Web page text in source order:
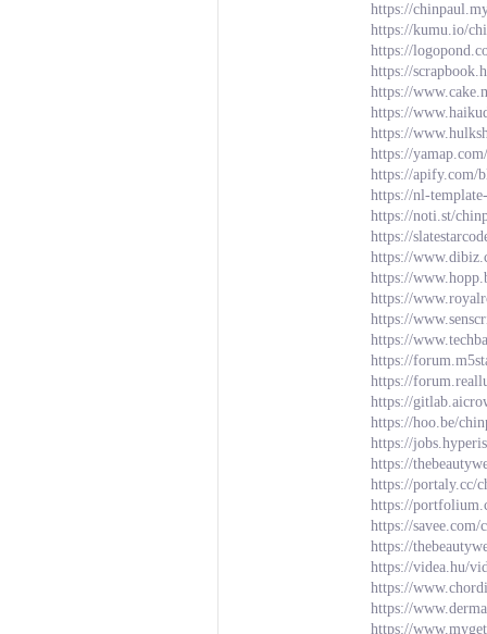
https://
https://kumu.io/
https://
https://
https://
https://
https://
https://
https://apify.com/
https://nl-
https://noti.st/
https://
https://
https://
https://
https://
https://
https://
https://
https://
https://hoo.be/
https://
https://
https://portaly.cc/
https://
https://savee.com/
https://
https://videa.hu/
https://
https://
https://